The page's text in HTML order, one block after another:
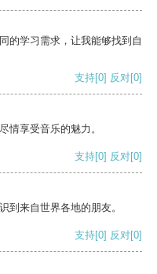
的学习需求，让我能够找到自
支持[0] 反对[0]
情享受音乐的魅力。
支持[0] 反对[0]
到来自世界各地的朋友。
支持[0] 反对[0]